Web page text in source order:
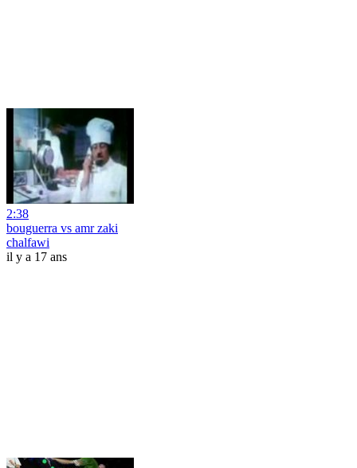
2:38
bouguerra vs amr zaki
chalfawi
il y a 17 ans